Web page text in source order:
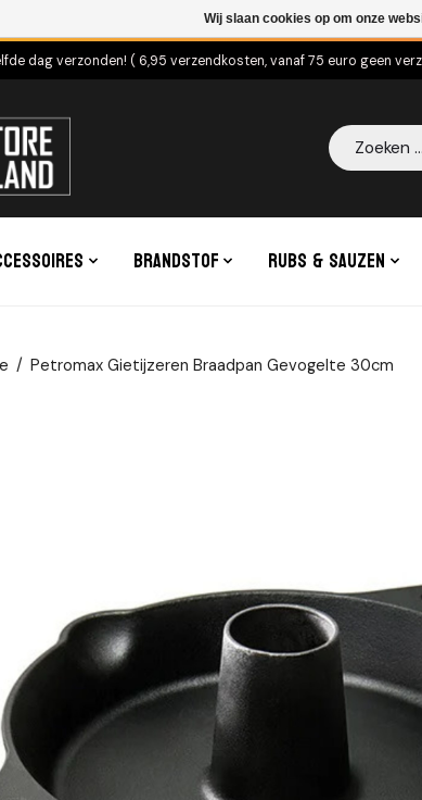
dag verzonden! ( 6,95 verzendkosten, vanaf 75 euro geen
Zoeken
Brandstof Rubs & Sauzen
/ Petromax Gietijzeren Braadpan Gevogelte 30cm
Wij slaan cookies op om onze